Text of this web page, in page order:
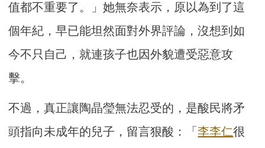
值都不重要了。」她無奈表示，原以為到了這
個年紀，早已能坦然面對外界評論，沒想到如
今不只自己，就連孩子也因外貌遭受惡意攻
擊。
不過，真正讓陶晶瑩無法忍受的，是酸民將矛
頭指向未成年的兒子，留言狠酸：「李李仁很